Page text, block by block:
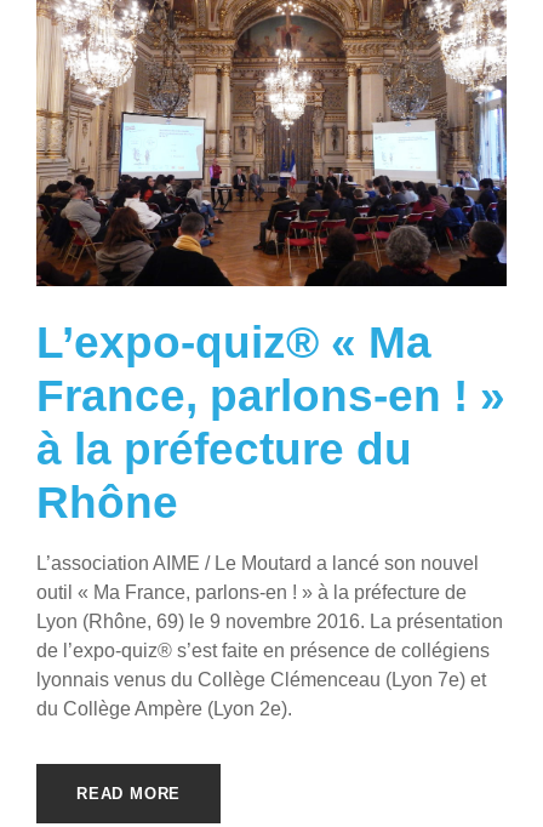
L’expo-quiz® « Ma
France, parlons-en ! »
à la préfecture du
Rhône
L’association AIME / Le Moutard a lancé son nouvel
outil « Ma France, parlons-en ! » à la préfecture de
Lyon (Rhône, 69) le 9 novembre 2016. La présentation
de l’expo-quiz® s’est faite en présence de collégiens
lyonnais venus du Collège Clémenceau (Lyon 7e) et
du Collège Ampère (Lyon 2e).
READ MORE